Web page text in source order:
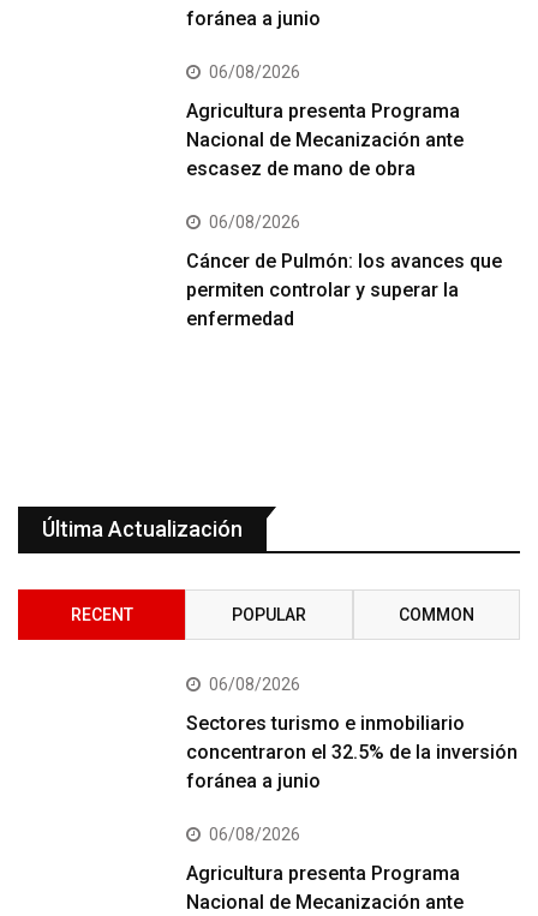
foránea a junio
06/08/2026
Agricultura presenta Programa
Nacional de Mecanización ante
escasez de mano de obra
06/08/2026
Cáncer de Pulmón: los avances que
permiten controlar y superar la
enfermedad
Última Actualización
RECENT POPULAR COMMON
06/08/2026
Sectores turismo e inmobiliario
concentraron el 32.5% de la inversión
foránea a junio
06/08/2026
Agricultura presenta Programa
Nacional de Mecanización ante